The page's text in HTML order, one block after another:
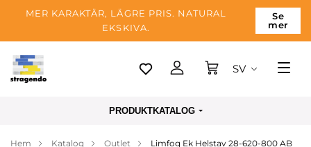
MER KARAKTÄR, LÄGRE PRIS. NATURAL
EKSKIVA.
Se
mer
Tallinn
SV
PRODUKTKATALOG
Hem Katalog Outlet Limfog Ek Helstav 28-620-800 AB